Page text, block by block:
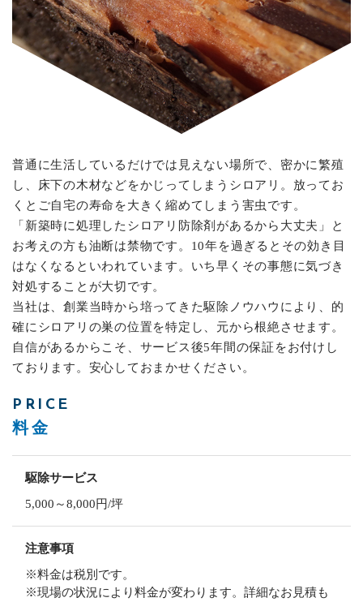
お問い合わせフォーム
24時間受付中
お電話での受付
076-479-0065
受付時間：月曜日～土曜日 8:30-17:30
普通に生活しているだけでは見えない場所で、密かに繁殖
し、床下の木材などをかじってしまうシロアリ。放ってお
くとご自宅の寿命を大きく縮めてしまう害虫です。
「新築時に処理したシロアリ防除剤があるから大丈夫」と
お考えの方も油断は禁物です。10年を過ぎるとその効き目
はなくなるといわれています。いち早くその事態に気づき
対処することが大切です。
当社は、創業当時から培ってきた駆除ノウハウにより、的
確にシロアリの巣の位置を特定し、元から根絶させます。
自信があるからこそ、サービス後5年間の保証をお付けし
ております。安心しておまかせください。
PRICE
料金
駆除サービス
5,000～8,000円/坪
注意事項
※料金は税別です。
※現場の状況により料金が変わります。詳細なお見積も